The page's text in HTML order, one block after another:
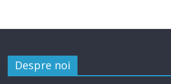
Despre noi